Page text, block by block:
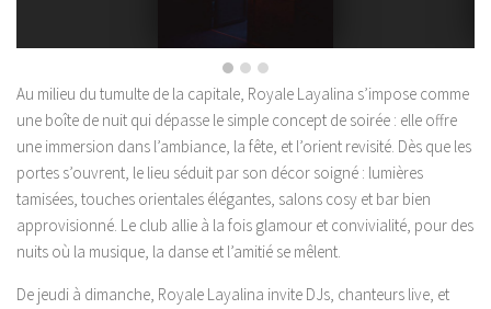
Au milieu du tumulte de la capitale, Royale Layalina s’impose comme
une boîte de nuit qui dépasse le simple concept de soirée : elle offre
une immersion dans l’ambiance, la fête, et l’orient revisité. Dès que les
portes s’ouvrent, le lieu séduit par son décor soigné : lumières
tamisées, touches orientales élégantes, salons cosy et bar bien
approvisionné. Le club allie à la fois glamour et convivialité, pour des
nuits où la musique, la danse et l’amitié se mêlent.
De jeudi à dimanche, Royale Layalina invite DJs, chanteurs live, et